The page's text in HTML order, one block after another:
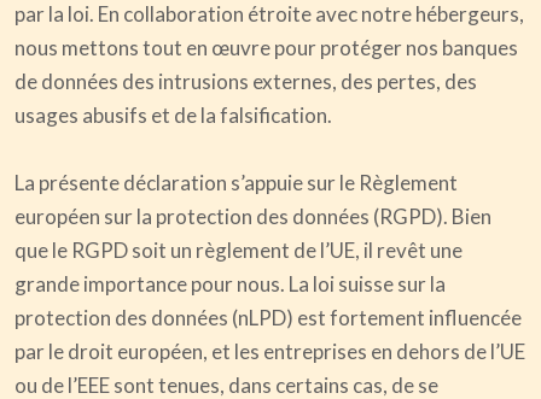
par la loi. En collaboration étroite avec notre hébergeurs,
nous mettons tout en œuvre pour protéger nos banques
de données des intrusions externes, des pertes, des
usages abusifs et de la falsification.
La présente déclaration s’appuie sur le Règlement
européen sur la protection des données (RGPD). Bien
que le RGPD soit un règlement de l’UE, il revêt une
grande importance pour nous. La loi suisse sur la
protection des données (nLPD) est fortement influencée
par le droit européen, et les entreprises en dehors de l’UE
ou de l’EEE sont tenues, dans certains cas, de se